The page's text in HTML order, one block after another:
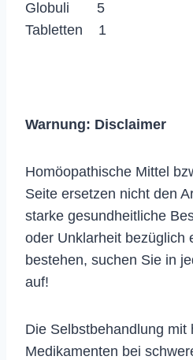
Globuli 5
Tabletten 1
Warnung: Disclaimer
Homöopathische Mittel
Seite ersetzen nicht den
starke gesundheitliche
oder Unklarheit bezüglich
bestehen, suchen Sie in
auf!
Die Selbstbehandlung mit
Medikamenten bei